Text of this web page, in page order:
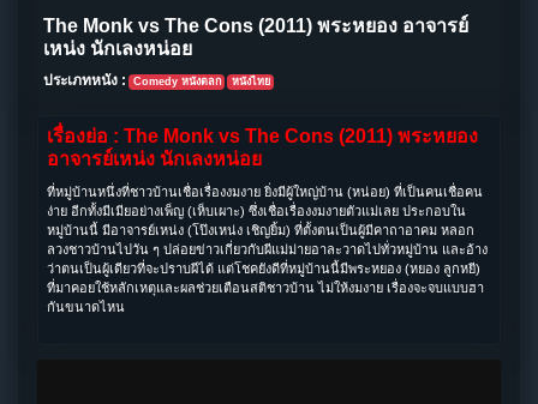
The Monk vs The Cons (2011) พระหยอง อาจารย์
เหน่ง นักเลงหน่อย
ประเภทหนัง : Comedy หนังตลก หนังไทย
เรื่องย่อ : The Monk vs The Cons (2011) พระหยอง
อาจารย์เหน่ง นักเลงหน่อย
ที่หมู่บ้านหนึ่งที่ชาวบ้านเชื่อเรื่องงมงาย ยิ่งมีผู้ใหญ่บ้าน (หน่อย) ที่เป็นคนเชื่อคน
ง่าย อีกทั้งมีเมียอย่างเพ็ญ (เห็บเผาะ) ซึ่งเชื่อเรื่องงมงายตัวแม่เลย ประกอบใน
หมู่บ้านนี้ มีอาจารย์เหน่ง (โป๊งเหน่ง เชิญยิ้ม) ที่ตั้งตนเป็นผู้มีคาถาอาคม หลอก
ลวงชาวบ้านไปวัน ๆ ปล่อยข่าวเกี่ยวกับผีแม่ม่ายอาละวาดไปทั่วหมู่บ้าน และอ้าง
ว่าตนเป็นผู้เดียวที่จะปราบผีได้ แต่โชคยังดีที่หมู่บ้านนี้มีพระหยอง (หยอง ลูกหยี)
ที่มาคอยใช้หลักเหตุและผลช่วยเตือนสติชาวบ้าน ไม่ให้งมงาย เรื่องจะจบแบบฮา
กันขนาดไหน